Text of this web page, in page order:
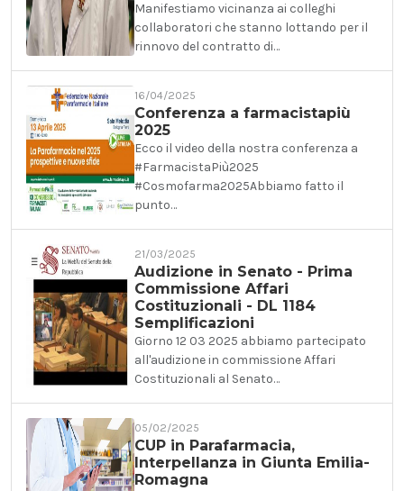
Manifestiamo vicinanza ai colleghi
collaboratori che stanno lottando per il
rinnovo del contratto di…
16/04/2025
Conferenza a farmacistapiù
2025
Ecco il video della nostra conferenza a
#FarmacistaPiù2025
#Cosmofarma2025Abbiamo fatto il
punto…
21/03/2025
Audizione in Senato - Prima
Commissione Affari
Costituzionali - DL 1184
Semplificazioni
Giorno 12 03 2025 abbiamo partecipato
all'audizione in commissione Affari
Costituzionali al Senato…
05/02/2025
CUP in Parafarmacia,
Interpellanza in Giunta Emilia-
Romagna